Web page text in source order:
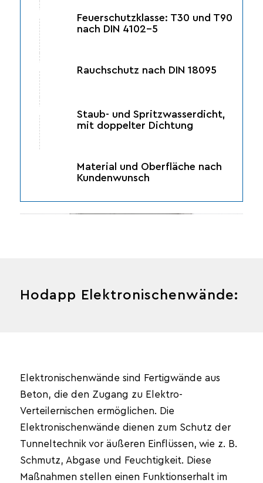
Feuerschutzklasse: T30 und T90
nach DIN 4102-5
Rauchschutz nach DIN 18095
Staub- und Spritzwasserdicht,
mit doppelter Dichtung
Material und Oberfläche nach
Kundenwunsch
Hodapp Elektronischenwände:
Elektronischenwände sind Fertigwände aus
Beton, die den Zugang zu Elektro-
Verteilernischen ermöglichen. Die
Elektronischenwände dienen zum Schutz der
Tunneltechnik vor äußeren Einflüssen, wie z. B.
Schmutz, Abgase und Feuchtigkeit. Diese
Maßnahmen stellen einen Funktionserhalt im